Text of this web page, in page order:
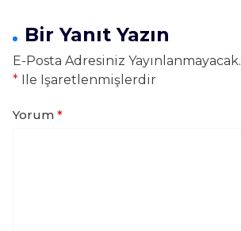
Bir Yanıt Yazın
E-Posta Adresiniz Yayınlanmayacak.
* Ile Işaretlenmişlerdir
Yorum *